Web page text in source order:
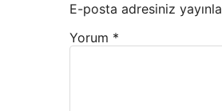
E-posta adresiniz
Yorum *